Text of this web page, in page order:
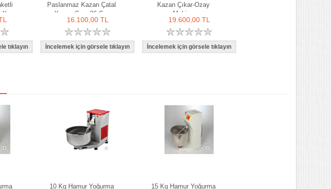
Paslanmaz Kazan Çatal
Kazan Çapı 36 Cm
16.100,00 TL
Kazan Çıkar-Ozay
Makina
19.600,00 TL
10 Kg Hamur Yoğurma 15 Kg Hamur Yoğurma